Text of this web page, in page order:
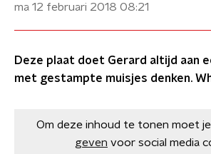
ma 12 februari 2018 08:21
Deze plaat doet Gerard altijd aan
met gestampte muisjes denken.
Om deze inhoud te tonen moet je
geven voor social media